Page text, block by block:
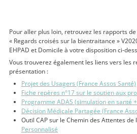
Pour aller plus loin, retrouvez les rapports
« Regards croisés sur la bientraitance »
EHPAD et Domicile à votre disposition ci-
Vous trouverez également les liens vers les
présentation :
Projet des Usagers (France Assos Santé)
Fiche repères n°17 sur le soutien aux
Programme ADAS (simulation en santé
Décision Médicale Partagée (France
Outil CAP sur le Chemin des Attentes de
Personnalisé